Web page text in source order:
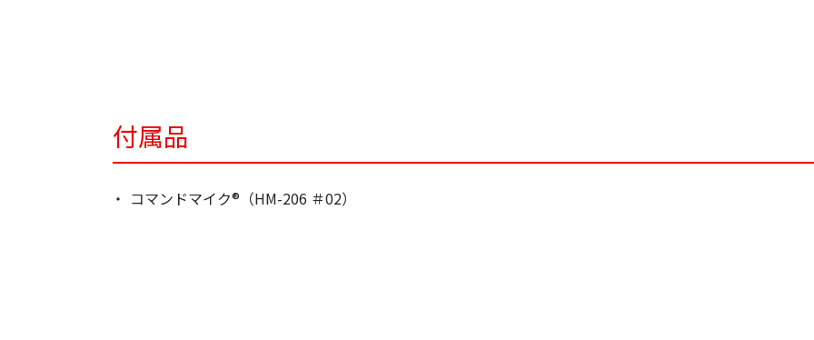
付属品
コマンドマイク®（HM-206 ＃02）